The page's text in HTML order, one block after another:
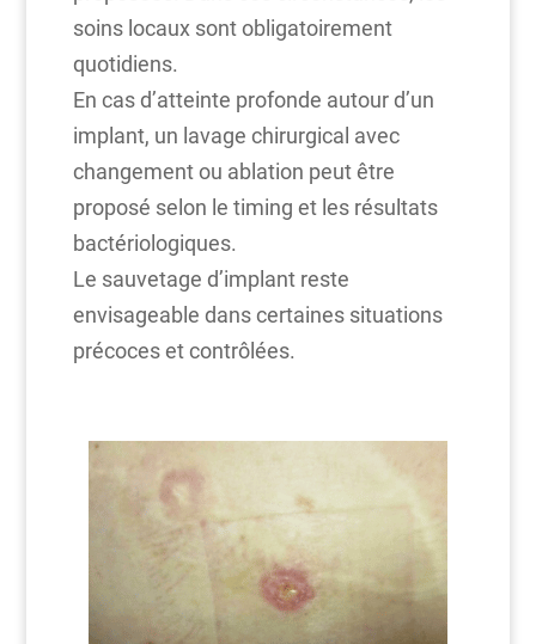
soins locaux sont obligatoirement
quotidiens.
En cas d’atteinte profonde autour d’un
implant, un lavage chirurgical avec
changement ou ablation peut être
proposé selon le timing et les résultats
bactériologiques.
Le sauvetage d’implant reste
envisageable dans certaines situations
précoces et contrôlées.